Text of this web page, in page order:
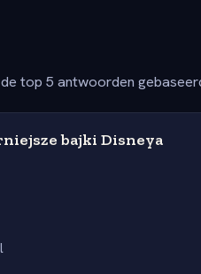
top 5 antwoorden
bajki Disneya